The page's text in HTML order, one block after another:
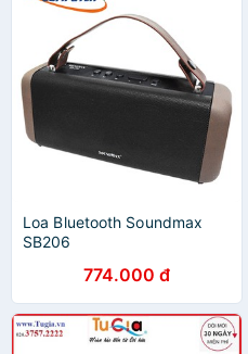
Loa Bluetooth Soundmax
SB206
774.000 đ